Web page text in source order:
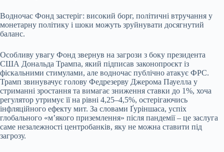
Водночас Фонд застеріг: високий борг, політичні втручання у
монетарну політику і шоки можуть зруйнувати досягнутий
баланс.
Особливу увагу Фонд звернув на загрози з боку президента
США Дональда Трампа, який підписав законопроєкт із
фіскальними стимулами, але водночас публічно атакує ФРС.
Трамп звинувачує голову Федрезерву Джерома Пауелла у
стриманні зростання та вимагає зниження ставки до 1%, хоча
регулятор утримує її на рівні 4,25–4,5%, остерігаючись
інфляційного ефекту мит. За словами Ґуріншаса, успіх
глобального «мʼякого приземлення» після пандемії – це заслуга
саме незалежності центробанків, яку не можна ставити під
загрозу.